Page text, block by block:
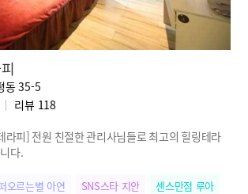
동 35-5
리뷰 118
라피] 전원 친절한 관리사님들로 최고의 힐링테라
다.
오르는별 아연 SNS스타 지안 센스만점 루아